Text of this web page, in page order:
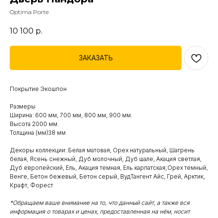
Optima Porte
10 100 р.
ЗАКАЗАТЬ
Покрытие Экошпон
Размеры
Ширина: 600 мм, 700 мм, 800 мм, 900 мм.
Высота 2000 мм.
Толщина (мм)38 мм
Декоры коллекции: Белая матовая, Орех натуральный, Шагрень
белая, Ясень снежный, Дуб молочный, Дуб шале, Акация светлая,
Дуб европейский, Ель, Акация темная, Ель карпатская;Орех темный,
Венге, Бетон бежевый, Бетон серый, ВудТангент Айс, Грей, Арктик,
Крафт, Форест
*Обращаем ваше внимание на то, что данный сайт, а также вся
информация о товарах и ценах, предоставленная на нём, носит